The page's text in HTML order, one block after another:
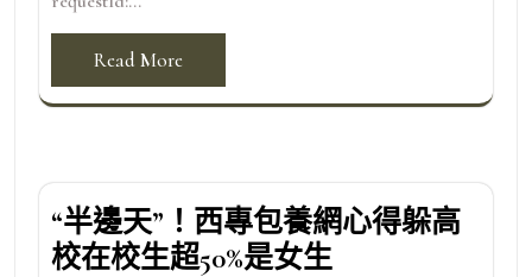
Read More
“半邊天”！西專包養網心得躲高
校在校生超50%是女生